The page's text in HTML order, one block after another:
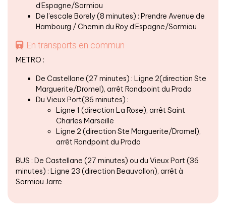
d’Espagne/Sormiou
De l’escale Borely (8 minutes) : Prendre Avenue de
Hambourg / Chemin du Roy d’Espagne/Sormiou
En transports en commun
METRO :
De Castellane (27 minutes) : Ligne 2(direction Ste
Marguerite/Dromel), arrêt Rondpoint du Prado
Du Vieux Port(36 minutes)​​​​​​​ :
Ligne 1 (direction La Rose), arrêt Saint
Charles Marseille
Ligne 2 (direction Ste Marguerite/Dromel),
arrêt Rondpoint du Prado
BUS : De Castellane (27 minutes) ou du Vieux Port (36
minutes) : Ligne 23 (direction Beauvallon), arrêt à
Sormiou Jarre